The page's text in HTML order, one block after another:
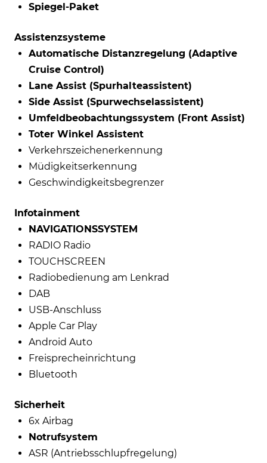
Spiegel-Paket
Assistenzsysteme
Automatische Distanzregelung (Adaptive
Cruise Control)
Lane Assist (Spurhalteassistent)
Side Assist (Spurwechselassistent)
Umfeldbeobachtungssystem (Front Assist)
Toter Winkel Assistent
Verkehrszeichenerkennung
Müdigkeitserkennung
Geschwindigkeitsbegrenzer
Infotainment
NAVIGATIONSSYSTEM
RADIO Radio
TOUCHSCREEN
Radiobedienung am Lenkrad
DAB
USB-Anschluss
Apple Car Play
Android Auto
Freisprecheinrichtung
Bluetooth
Sicherheit
6x Airbag
Notrufsystem
ASR (Antriebsschlupfregelung)